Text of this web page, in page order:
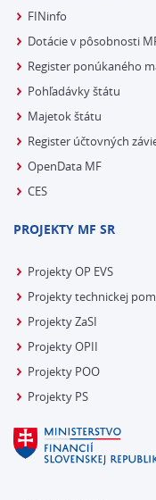
FINinfo
Dotácie v pôsobnosti
Register ponúkaného
Pohľadávky štátu
Majetok štátu
Register účtovných
OpenData MF
CES
PROJEKTY MF SR
Projekty OP EVS
Projekty technickej
Projekty ZaSI
Projekty OPII
Projekty POO
Projekty PS